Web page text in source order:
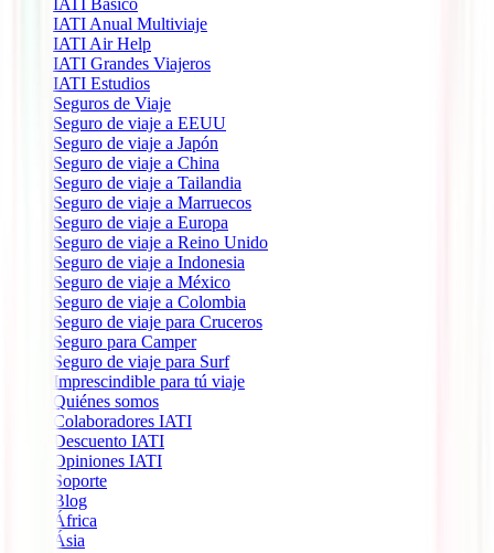
IATI Anual Multiviaje
IATI Air Help
IATI Grandes Viajeros
IATI Estudios
Seguros de Viaje
Seguro de viaje a EEUU
Seguro de viaje a Japón
Seguro de viaje a China
Seguro de viaje a Tailandia
Seguro de viaje a Marruecos
Seguro de viaje a Europa
Seguro de viaje a Reino Unido
Seguro de viaje a Indonesia
Seguro de viaje a México
Seguro de viaje a Colombia
Seguro de viaje para Cruceros
Seguro para Camper
Seguro de viaje para Surf
Imprescindible para tú viaje
Quiénes somos
Colaboradores IATI
Descuento IATI
Opiniones IATI
Soporte
Blog
África
Ásia